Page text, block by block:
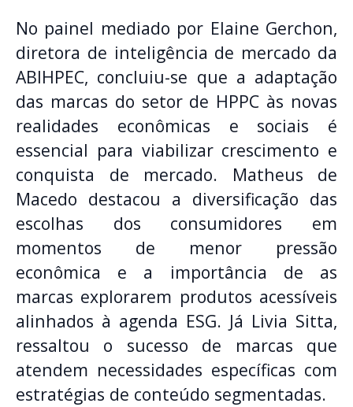
No painel mediado por Elaine Gerchon,
diretora de inteligência de mercado da
ABIHPEC, concluiu-se que a adaptação
das marcas do setor de HPPC às novas
realidades econômicas e sociais é
essencial para viabilizar crescimento e
conquista de mercado. Matheus de
Macedo destacou a diversificação das
escolhas dos consumidores em
momentos de menor pressão
econômica e a importância de as
marcas explorarem produtos acessíveis
alinhados à agenda ESG. Já Livia Sitta,
ressaltou o sucesso de marcas que
atendem necessidades específicas com
estratégias de conteúdo segmentadas.